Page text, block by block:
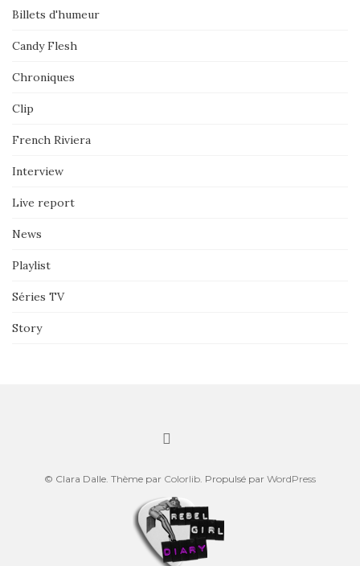
Billets d'humeur
Candy Flesh
Chroniques
Clip
French Riviera
Interview
Live report
News
Playlist
Séries TV
Story
© Clara Dalle. Thème par Colorlib. Propulsé par WordPress